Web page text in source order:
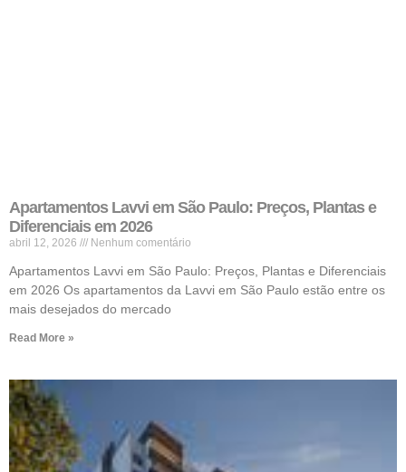
Apartamentos Lavvi em São Paulo: Preços, Plantas e
Diferenciais em 2026
abril 12, 2026 Nenhum comentário
Apartamentos Lavvi em São Paulo: Preços, Plantas e Diferenciais
em 2026 Os apartamentos da Lavvi em São Paulo estão entre os
mais desejados do mercado
Read More »